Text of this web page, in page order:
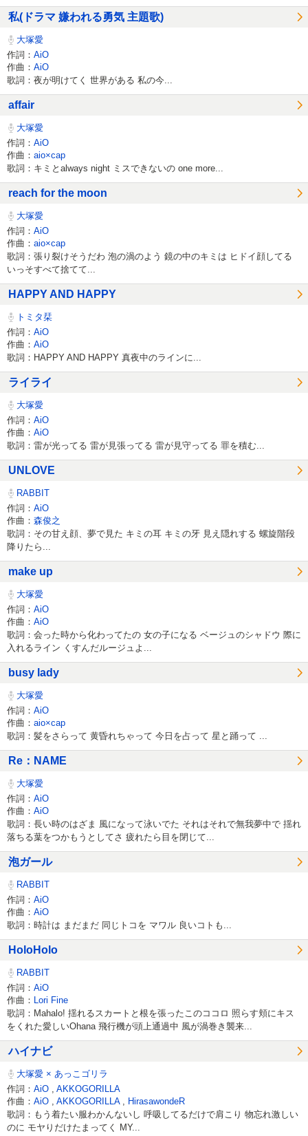
私(ドラマ 嫌われる勇気 主題歌)
大塚愛
作詞： AiO
作曲： AiO
歌詞：夜が明けてく 世界がある 私の今...
affair
大塚愛
作詞： AiO
作曲： aio×cap
歌詞：キミとalways night ミスできないの one more...
reach for the moon
大塚愛
作詞： AiO
作曲： aio×cap
歌詞：張り裂けそうだわ 泡の渦のよう 鏡の中のキミは ヒドイ顔してる
いっそすべて捨てて...
HAPPY AND HAPPY
トミタ栞
作詞： AiO
作曲： AiO
歌詞：HAPPY AND HAPPY 真夜中のラインに...
ライライ
大塚愛
作詞： AiO
作曲： AiO
歌詞：雷が光ってる 雷が見張ってる 雷が見守ってる 罪を積む...
UNLOVE
RABBIT
作詞： AiO
作曲： 森俊之
歌詞：その甘え顔、夢で見た キミの耳 キミの牙 見え隠れする 螺旋階段
降りたら...
make up
大塚愛
作詞： AiO
作曲： AiO
歌詞：会った時から化わってたの 女の子になる ベージュのシャドウ 際に
入れるライン くすんだルージュよ...
busy lady
大塚愛
作詞： AiO
作曲： aio×cap
歌詞：髪をさらって 黄昏れちゃって 今日を占って 星と踊って ...
Re：NAME
大塚愛
作詞： AiO
作曲： AiO
歌詞：長い時のはざま 風になって泳いでた それはそれで無我夢中で 揺れ
落ちる葉をつかもうとしてさ 疲れたら目を閉じて...
泡ガール
RABBIT
作詞： AiO
作曲： AiO
歌詞：時計は まだまだ 同じトコを マワル 良いコトも...
HoloHolo
RABBIT
作詞： AiO
作曲：
Lori Fine
歌詞：Mahalo! 揺れるスカートと根を張ったこのココロ 照らす頬にキス
をくれた愛しいOhana 飛行機が頭上通過中 風が渦巻き襲来...
ハイナビ
大塚愛 × あっこゴリラ
作詞： AiO
AKKOGORILLA
作曲： AiO AKKOGORILLA HirasawondeR
歌詞：もう着たい服わかんないし 呼吸してるだけで肩こり 物忘れ激しい
のに モヤりだけたまってく MY...